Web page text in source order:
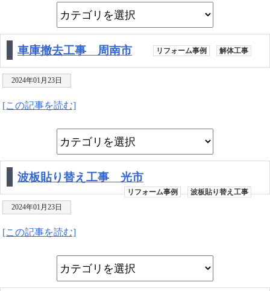
車庫撤去工事 周南市 リフォーム事例 解体工事
2024年01月23日
[この記事を読む]
波板貼り替え工事 光市
リフォーム事例 波板貼り替え工事
2024年01月23日
[この記事を読む]